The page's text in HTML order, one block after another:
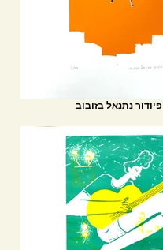
פיודור נתנאל בזובוב